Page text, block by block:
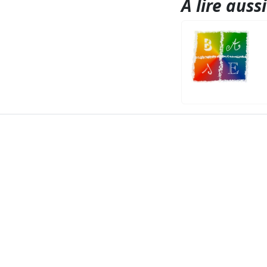
A lire aussi